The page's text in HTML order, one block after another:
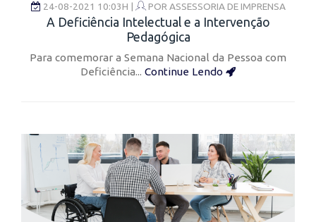
24-08-2021 10:03H | POR ASSESSORIA DE IMPRENSA
A Deficiência Intelectual e a Intervenção
Pedagógica
Para comemorar a Semana Nacional da Pessoa com
Deficiência... Continue Lendo